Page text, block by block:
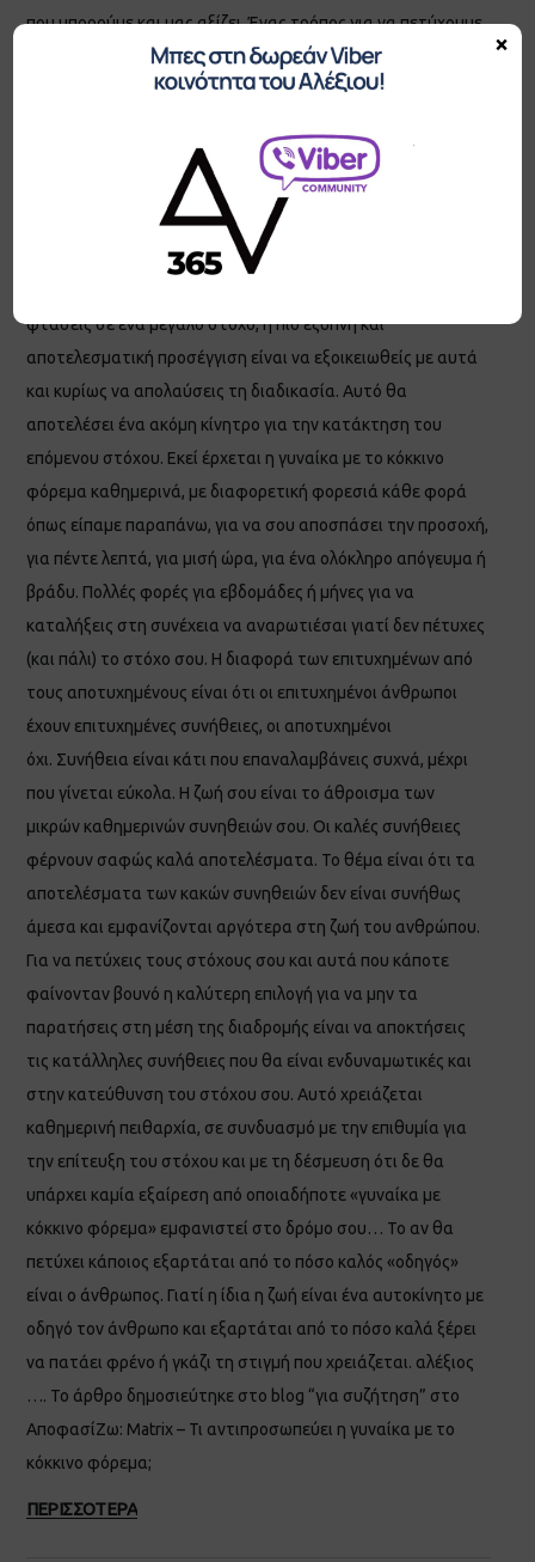
που μπορούμε και μας αξίζει. Ένας τρόπος για να πετύχουμε
έναν μεγάλο μελλοντικό στόχο που μας φαίνεται βουνό και
άρα έχουμε αρκετές πιθανότητες να το παρατήσουμε, είναι
μπορούμε να ξεκινήσουμε και να το διατηρήσουμε στην
καθημερινότητα μας. Οι μικρές αυτές δράσεις στη συνέχεια
θα μας οδηγήσουν στον μεγαλύτερο στόχο αρκεί να τις
κάνουμε συστηματικά και να μην τις παρατήσουμε. Επειδή
φτάσεις σε ένα μεγάλο στόχο, η πιο έξυπνη και
αποτελεσματική προσέγγιση είναι να εξοικειωθείς με αυτά
και κυρίως να απολαύσεις τη διαδικασία. Αυτό θα
αποτελέσει ένα ακόμη κίνητρο για την κατάκτηση του
επόμενου στόχου. Εκεί έρχεται η γυναίκα με το κόκκινο
φόρεμα καθημερινά, με διαφορετική φορεσιά κάθε φορά
όπως είπαμε παραπάνω, για να σου αποσπάσει την προσοχή,
για πέντε λεπτά, για μισή ώρα, για ένα ολόκληρο απόγευμα ή
βράδυ. Πολλές φορές για εβδομάδες ή μήνες για να
καταλήξεις στη συνέχεια να αναρωτιέσαι γιατί δεν πέτυχες
(και πάλι) το στόχο σου. Η διαφορά των επιτυχημένων από
τους αποτυχημένους είναι ότι οι επιτυχημένοι άνθρωποι
έχουν επιτυχημένες συνήθειες, οι αποτυχημένοι
όχι. Συνήθεια είναι κάτι που επαναλαμβάνεις συχνά, μέχρι
που γίνεται εύκολα. Η ζωή σου είναι το άθροισμα των
μικρών καθημερινών συνηθειών σου. Οι καλές συνήθειες
φέρνουν σαφώς καλά αποτελέσματα. Το θέμα είναι ότι τα
αποτελέσματα των κακών συνηθειών δεν είναι συνήθως
άμεσα και εμφανίζονται αργότερα στη ζωή του ανθρώπου.
Για να πετύχεις τους στόχους σου και αυτά που κάποτε
φαίνονταν βουνό η καλύτερη επιλογή για να μην τα
παρατήσεις στη μέση της διαδρομής είναι να αποκτήσεις
τις κατάλληλες συνήθειες που θα είναι ενδυναμωτικές και
στην κατεύθυνση του στόχου σου. Αυτό χρειάζεται
καθημερινή πειθαρχία, σε συνδυασμό με την επιθυμία για
την επίτευξη του στόχου και με τη δέσμευση ότι δε θα
υπάρχει καμία εξαίρεση από οποιαδήποτε «γυναίκα με
κόκκινο φόρεμα» εμφανιστεί στο δρόμο σου… Το αν θα
πετύχει κάποιος εξαρτάται από το πόσο καλός «οδηγός»
είναι ο άνθρωπος. Γιατί η ίδια η ζωή είναι ένα αυτοκίνητο με
οδηγό τον άνθρωπο και εξαρτάται από το πόσο καλά ξέρει
να πατάει φρένο ή γκάζι τη στιγμή που χρειάζεται. αλέξιος
…. Το άρθρο δημοσιεύτηκε στο blog “για συζήτηση” στο
ΑποφασίΖω: Matrix – Τι αντιπροσωπεύει η γυναίκα με το
κόκκινο φόρεμα;
ΠΕΡΙΣΣΟΤΕΡΑ
×